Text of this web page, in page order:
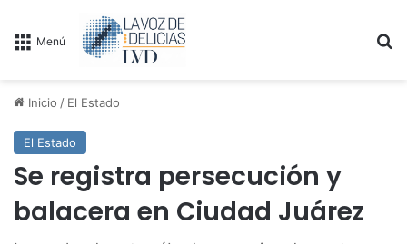
Menú
Inicio / El Estado
El Estado
Se registra persecución y
balacera en Ciudad Juárez